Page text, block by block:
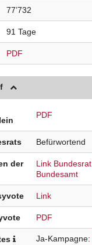
77’732
91 Tage
PDF
PDF
Befürwortend
der
Link Bundesrat
Bundesamt
Link
PDF
Ja-Kampagne